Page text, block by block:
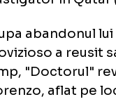
puncte.
Pe
foarte mult,
adjudecarea
podium", a
castigator in